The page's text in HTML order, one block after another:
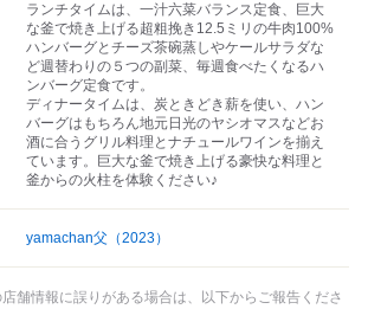
ランチタイムは、一汁六菜バランス定食、巨大
な釜で焼き上げる超粗挽き12.5ミリの牛肉100%
ハンバーグとチーズ茶碗蒸しやケールサラダな
ど週替わりの５つの副菜、毎週食べたくなるハ
ンバーグ定食です。
ディナータイムは、炭ときどき薪を使い、ハン
バーグはもちろん地元日光のヤシオマスなどお
酒に合うグリル料理とナチュールワインを揃え
ています。巨大な釜で焼き上げる豪快な料理と
釜からの火柱を体験ください♪
yamachan父 （2023）
舗情報に誤りがある場合は、以下からご報告くださ